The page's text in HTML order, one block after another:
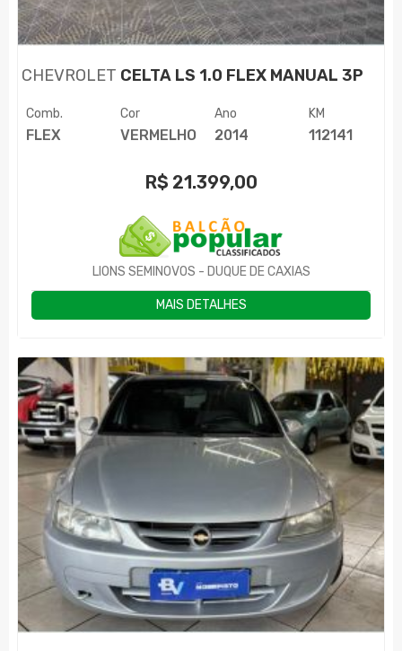
CHEVROLET CELTA LS 1.0 FLEX MANUAL 3P
Comb.
FLEX
Cor
VERMELHO
Ano
2014
KM
112141
R$ 21.399,00
LIONS SEMINOVOS - DUQUE DE CAXIAS
MAIS DETALHES